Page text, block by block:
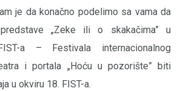
je da konačno podelimo sa vama da
„Zeke ili o skakačima” u
a – Festivala internacionalnog
i portala „Hoću u pozorište” biti
u okviru 18. FIST-a.